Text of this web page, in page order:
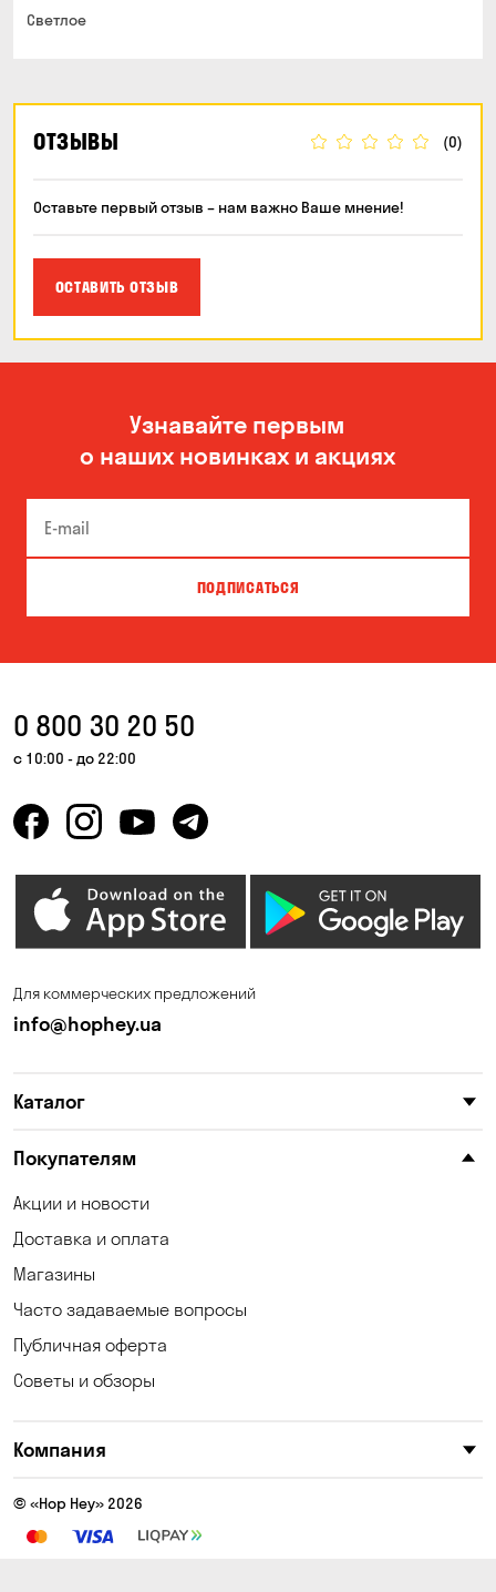
Светлое
ОТЗЫВЫ (0)
Оставьте первый отзыв – нам важно Ваше мнение!
ОСТАВИТЬ ОТЗЫВ
Узнавайте первым
о наших новинках и акциях
ПОДПИСАТЬСЯ
0 800 30 20 50
с 10:00 - до 22:00
Для коммерческих предложений
info@hophey.ua
Каталог
Покупателям
Акции и новости
Доставка и оплата
Магазины
Часто задаваемые вопросы
Публичная оферта
Советы и обзоры
Компания
© «Hop Hey» 2026